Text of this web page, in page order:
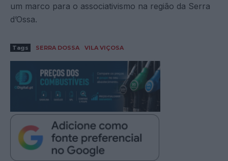
um marco para o associativismo na região da Serra
d’Ossa.
Tags SERRA DOSSA VILA VIÇOSA